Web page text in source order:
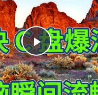
P
l